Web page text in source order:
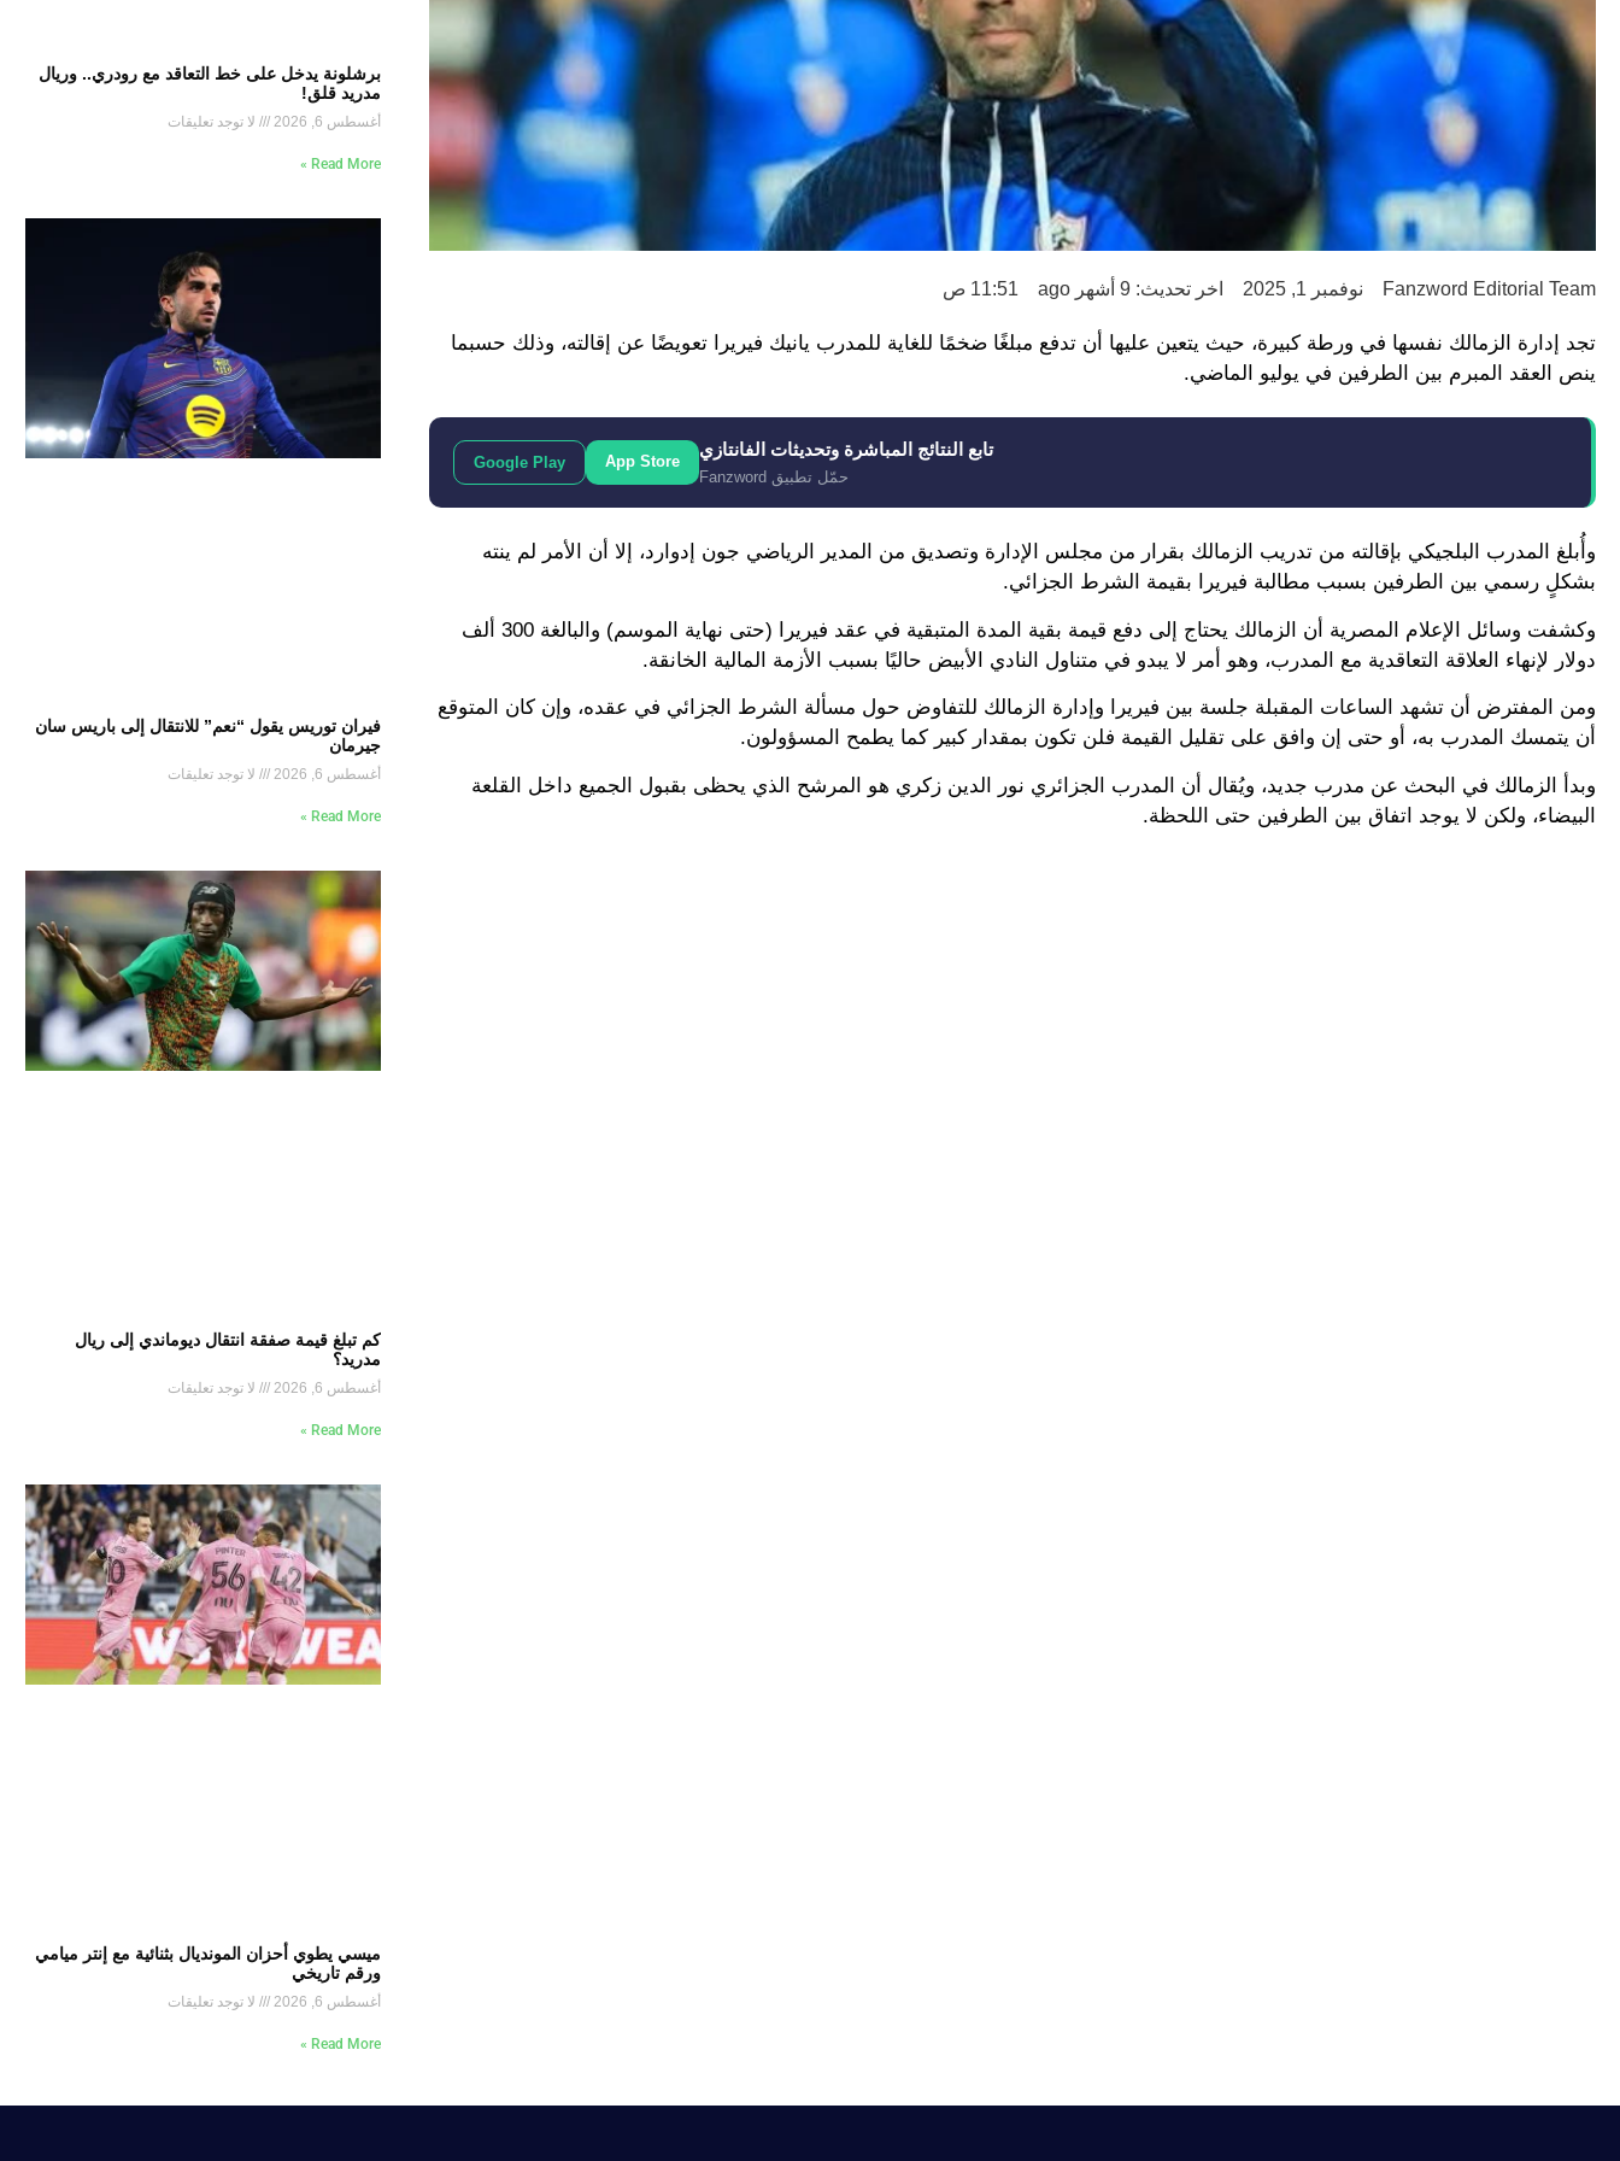
Fanzword Editorial Team نوفمبر 1, 2025 اخر تحديث: 9 أشهر ago 11:51 ص
تجد إدارة الزمالك نفسها في ورطة كبيرة، حيث يتعين عليها أن تدفع مبلغًا ضخمًا للغاية للمدرب يانيك فيريرا تعويضًا عن إقالته، وذلك حسبما
ينص العقد المبرم بين الطرفين في يوليو الماضي.
تابع النتائج المباشرة وتحديثات الفانتازي
حمّل تطبيق Fanzword
App Store
Google Play
وأُبلغ المدرب البلجيكي بإقالته من تدريب الزمالك بقرار من مجلس الإدارة وتصديق من المدير الرياضي جون إدوارد، إلا أن الأمر لم ينته
بشكلٍ رسمي بين الطرفين بسبب مطالبة فيريرا بقيمة الشرط الجزائي.
وكشفت وسائل الإعلام المصرية أن الزمالك يحتاج إلى دفع قيمة بقية المدة المتبقية في عقد فيريرا (حتى نهاية الموسم) والبالغة 300 ألف
دولار لإنهاء العلاقة التعاقدية مع المدرب، وهو أمر لا يبدو في متناول النادي الأبيض حاليًا بسبب الأزمة المالية الخانقة.
ومن المفترض أن تشهد الساعات المقبلة جلسة بين فيريرا وإدارة الزمالك للتفاوض حول مسألة الشرط الجزائي في عقده، وإن كان المتوقع
أن يتمسك المدرب به، أو حتى إن وافق على تقليل القيمة فلن تكون بمقدار كبير كما يطمح المسؤولون.
وبدأ الزمالك في البحث عن مدرب جديد، ويُقال أن المدرب الجزائري نور الدين زكري هو المرشح الذي يحظى بقبول الجميع داخل القلعة
البيضاء، ولكن لا يوجد اتفاق بين الطرفين حتى اللحظة.
برشلونة يدخل على خط التعاقد مع رودري.. وريال
مدريد قلق!
أغسطس 6, 2026 لا توجد تعليقات
Read More »
فيران توريس يقول “نعم” للانتقال إلى باريس سان
جيرمان
أغسطس 6, 2026 لا توجد تعليقات
Read More »
كم تبلغ قيمة صفقة انتقال ديوماندي إلى ريال
مدريد؟
أغسطس 6, 2026 لا توجد تعليقات
Read More »
ميسي يطوي أحزان المونديال بثنائية مع إنتر ميامي
ورقم تاريخي
أغسطس 6, 2026 لا توجد تعليقات
Read More »